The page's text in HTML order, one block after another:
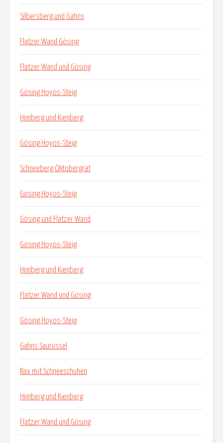
Silbersberg und Gahns
Flatzer Wand Gösing
Flatzer Wand und Gösing
Gösing Hoyos-Steig
Himberg und Kienberg
Gösing Hoyos-Steig
Schneeberg Oktobergrat
Gösing Hoyos-Steig
Gösing und Flatzer Wand
Gösing Hoyos-Steig
Himberg und Kienberg
Flatzer Wand und Gösing
Gösing Hoyos-Steig
Gahns Saurüssel
Rax mit Schneeschuhen
Himberg und Kienberg
Flatzer Wand und Gösing